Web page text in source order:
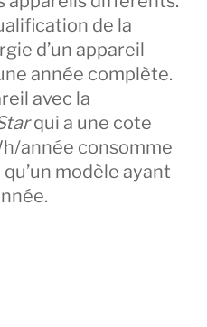
de la
d’un appareil
année complète.
avec la
qui a une cote
année consomme
modèle ayant